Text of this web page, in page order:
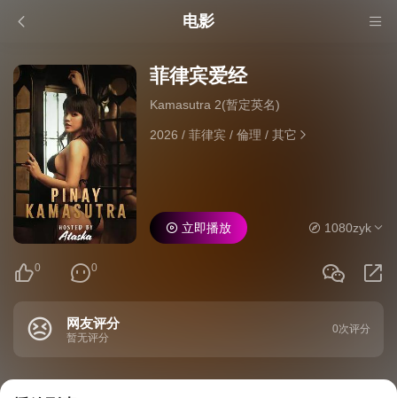
电影
菲律宾爱经
Kamasutra 2(暂定英名)
2026 / 菲律宾 / 倫理/ 其它
0 0
立即播放 1080zyk
网友评分
暂无评分
0次评分